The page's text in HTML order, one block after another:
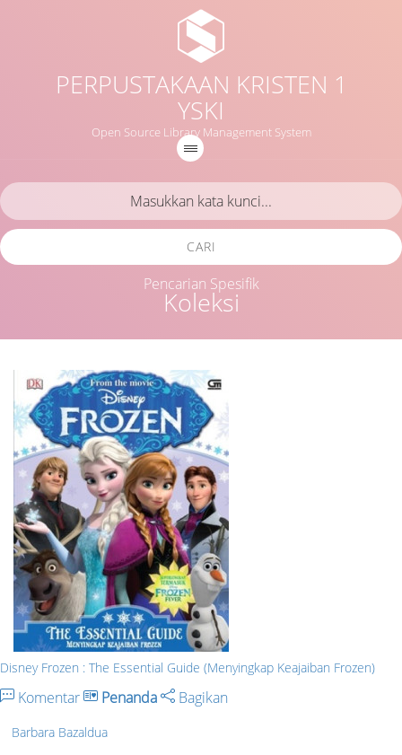
PERPUSTAKAAN KRISTEN 1
YSKI
Open Source Library Management System
Koleksi
CARI
Pencarian Spesifik
Disney Frozen : The Essential Guide (Menyingkap Keajaiban Frozen)
Komentar Penanda Bagikan
Barbara Bazaldua